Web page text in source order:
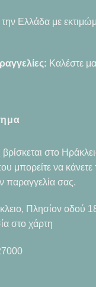
Ελλάδα με
Καλέστε
στο
μπορείτε να κάνετε
παραγγελία σας.
Πλησίον οδού
στο χάρτη